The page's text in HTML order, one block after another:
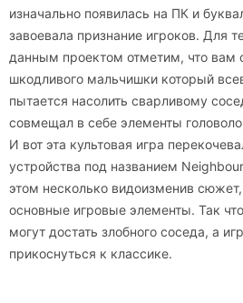
изначально появилась на ПК и
завоевала признание игроков. Для
данным проектом отметим, что вам
шкодливого мальчишки который
пытается насолить сварливому
совмещал в себе элементы
И вот эта культовая игра
устройства под названием
этом несколько видоизменив
основные игровые элементы. Так
могут достать злобного соседа, а
прикоснуться к классике.